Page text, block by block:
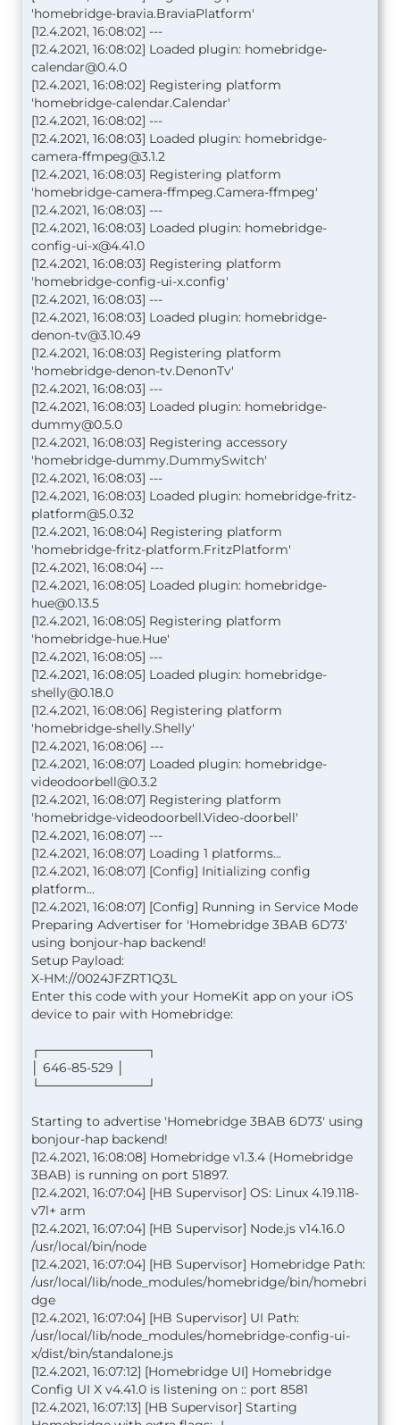
'homebridge-bravia.BraviaPlatform'
[12.4.2021, 16:08:02] ---
[12.4.2021, 16:08:02] Loaded plugin: homebridge-
calendar@0.4.0
[12.4.2021, 16:08:02] Registering platform
'homebridge-calendar.Calendar'
[12.4.2021, 16:08:02] ---
[12.4.2021, 16:08:03] Loaded plugin: homebridge-
camera-ffmpeg@3.1.2
[12.4.2021, 16:08:03] Registering platform
'homebridge-camera-ffmpeg.Camera-ffmpeg'
[12.4.2021, 16:08:03] ---
[12.4.2021, 16:08:03] Loaded plugin: homebridge-
config-ui-x@4.41.0
[12.4.2021, 16:08:03] Registering platform
'homebridge-config-ui-x.config'
[12.4.2021, 16:08:03] ---
[12.4.2021, 16:08:03] Loaded plugin: homebridge-
denon-tv@3.10.49
[12.4.2021, 16:08:03] Registering platform
'homebridge-denon-tv.DenonTv'
[12.4.2021, 16:08:03] ---
[12.4.2021, 16:08:03] Loaded plugin: homebridge-
dummy@0.5.0
[12.4.2021, 16:08:03] Registering accessory
'homebridge-dummy.DummySwitch'
[12.4.2021, 16:08:03] ---
[12.4.2021, 16:08:03] Loaded plugin: homebridge-fritz-
platform@5.0.32
[12.4.2021, 16:08:04] Registering platform
'homebridge-fritz-platform.FritzPlatform'
[12.4.2021, 16:08:04] ---
[12.4.2021, 16:08:05] Loaded plugin: homebridge-
hue@0.13.5
[12.4.2021, 16:08:05] Registering platform
'homebridge-hue.Hue'
[12.4.2021, 16:08:05] ---
[12.4.2021, 16:08:05] Loaded plugin: homebridge-
shelly@0.18.0
[12.4.2021, 16:08:06] Registering platform
'homebridge-shelly.Shelly'
[12.4.2021, 16:08:06] ---
[12.4.2021, 16:08:07] Loaded plugin: homebridge-
videodoorbell@0.3.2
[12.4.2021, 16:08:07] Registering platform
'homebridge-videodoorbell.Video-doorbell'
[12.4.2021, 16:08:07] ---
[12.4.2021, 16:08:07] Loading 1 platforms...
[12.4.2021, 16:08:07] [Config] Initializing config
platform...
[12.4.2021, 16:08:07] [Config] Running in Service Mode
Preparing Advertiser for 'Homebridge 3BAB 6D73'
using bonjour-hap backend!
Setup Payload:
X-HM://0024JFZRT1Q3L
Enter this code with your HomeKit app on your iOS
device to pair with Homebridge:
┌────────────┐
│ 646-85-529 │
└────────────┘
Starting to advertise 'Homebridge 3BAB 6D73' using
bonjour-hap backend!
[12.4.2021, 16:08:08] Homebridge v1.3.4 (Homebridge
3BAB) is running on port 51897.
[12.4.2021, 16:07:04] [HB Supervisor] OS: Linux 4.19.118-
v7l+ arm
[12.4.2021, 16:07:04] [HB Supervisor] Node.js v14.16.0
/usr/local/bin/node
[12.4.2021, 16:07:04] [HB Supervisor] Homebridge Path:
/usr/local/lib/node_modules/homebridge/bin/homebri
dge
[12.4.2021, 16:07:04] [HB Supervisor] UI Path:
/usr/local/lib/node_modules/homebridge-config-ui-
x/dist/bin/standalone.js
[12.4.2021, 16:07:12] [Homebridge UI] Homebridge
Config UI X v4.41.0 is listening on :: port 8581
[12.4.2021, 16:07:13] [HB Supervisor] Starting